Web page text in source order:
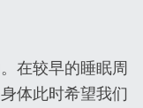
在较早的睡眠周
体此时希望我们